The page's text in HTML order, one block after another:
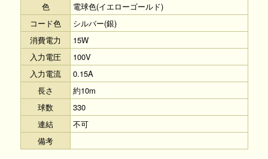
色
電球色(イエローゴールド)
コード色
シルバー(銀)
消費電力
15W
入力電圧
100V
入力電流
0.15A
長さ
約10m
球数
330
連結
不可
備考